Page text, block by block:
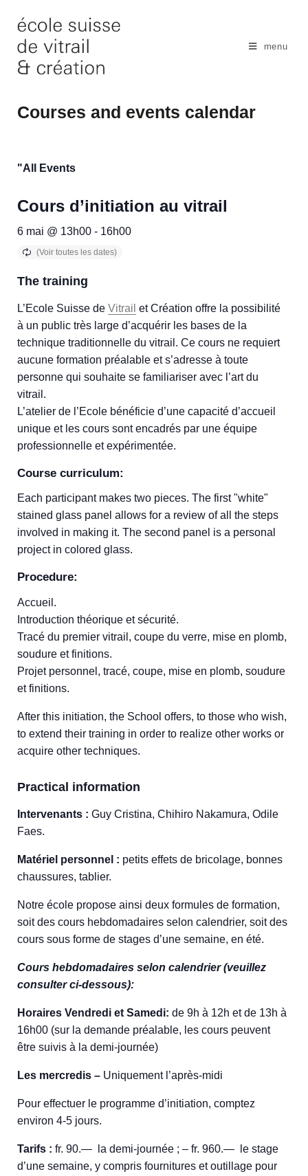
content
menu
Courses and events calendar
"All Events
Cours d’initiation au vitrail
6 mai @ 13h00 - 16h00
The training
L’Ecole Suisse de Vitrail et Création offre la possibilité
à un public très large d’acquérir les bases de la
technique traditionnelle du vitrail. Ce cours ne requiert
aucune formation préalable et s’adresse à toute
personne qui souhaite se familiariser avec l’art du
vitrail.
L’atelier de l’Ecole bénéficie d’une capacité d’accueil
unique et les cours sont encadrés par une équipe
professionnelle et expérimentée.
Course curriculum:
Each participant makes two pieces. The first "white"
stained glass panel allows for a review of all the steps
involved in making it. The second panel is a personal
project in colored glass.
Procedure:
Accueil.
Introduction théorique et sécurité.
Tracé du premier vitrail, coupe du verre, mise en plomb,
soudure et finitions.
Projet personnel, tracé, coupe, mise en plomb, soudure
et finitions.
After this initiation, the School offers, to those who wish,
to extend their training in order to realize other works or
acquire other techniques.
Practical information
Intervenants : Guy Cristina, Chihiro Nakamura, Odile
Faes.
Matériel personnel : petits effets de bricolage, bonnes
chaussures, tablier.
Notre école propose ainsi deux formules de formation,
soit des cours hebdomadaires selon calendrier, soit des
cours sous forme de stages d’une semaine, en été.
Cours hebdomadaires selon calendrier (veuillez
consulter ci-dessous):
Horaires Vendredi et Samedi: de 9h à 12h et de 13h à
16h00 (sur la demande préalable, les cours peuvent
être suivis à la demi-journée)
Les mercredis – Uniquement l’après-midi
Pour effectuer le programme d’initiation, comptez
environ 4-5 jours.
Tarifs : fr. 90.— la demi-journée ; – fr. 960.— le stage
d’une semaine, y compris fournitures et outillage pour